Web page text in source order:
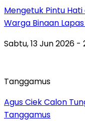
Mengetuk Pintu
Warga Binaan
Sabtu, 13 Jun 2026 -
Tanggamus
Agus Ciek Calon
Tanggamus